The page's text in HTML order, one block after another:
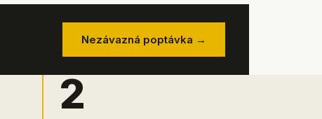
Nezávazná poptávka →
2